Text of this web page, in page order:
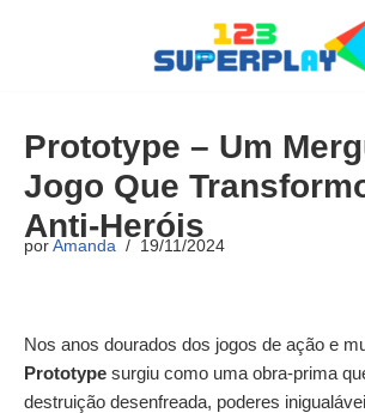
conteúdo
Prototype – Um
Jogo Que
Anti-Heróis
por Amanda 19/11/2024
Nos anos dourados dos jogos de ação e
Prototype surgiu como uma obra-prima
destruição desenfreada, poderes